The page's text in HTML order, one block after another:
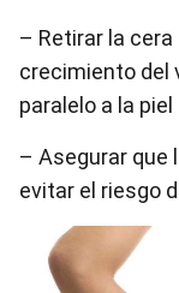
– Retirar la
crecimiento del
paralelo a la
– Asegurar que
evitar el riesgo